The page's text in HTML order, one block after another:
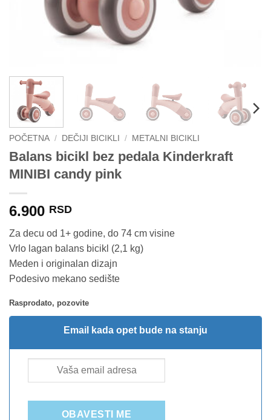
POČETNA / DEČIJI BICIKLI / METALNI BICIKLI
Balans bicikl bez pedala Kinderkraft
MINIBI candy pink
6.900 RSD
Za decu od 1+ godine, do 74 cm visine
Vrlo lagan balans bicikl (2,1 kg)
Meden i originalan dizajn
Podesivo mekano sedište
Rasprodato, pozovite
Email kada opet bude na stanju
OBAVESTI ME